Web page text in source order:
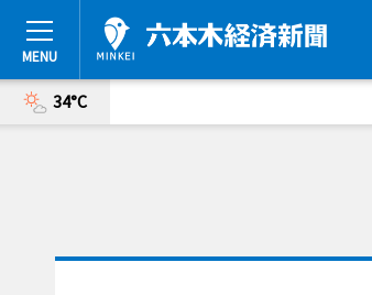
34°C